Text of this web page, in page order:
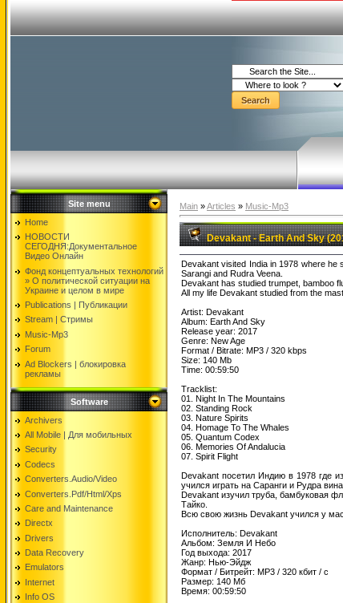
Site menu
Home
НОВОСТИ
СЕГОДНЯ:Документальнoе
Видео Oнлайн
Фонд концептуальных технологий
» O политической ситуации на
Украине и целом в мире
Publications | Публикации
Stream | Стримы
Music-Mp3
Forum
Ad Blockers | блокировкa
рекламы
Software
Archivers
All Mobile | Для мобильных
Security
Codecs
Converters.Audio/Video
Converters.Pdf/Html/Xps
Care and Maintenance
Directx
Drivers
Data Recovery
Emulators
Internet
Info OS
Main »Articles » Music-Mp3
Devakant - Earth And Sky
Devakant visited India in 1978 where
Sarangi and Rudra Veena.
Devakant has studied trumpet, bamboo
All my life Devakant studied from the
Artist: Devakant
Album: Earth And Sky
Release year: 2017
Genre: New Age
Format / Bitrate: MP3 / 320 kbps
Size: 140 Mb
Time: 00:59:50
Tracklist:
01. Night In The Mountains
02. Standing Rock
03. Nature Spirits
04. Homage To The Whales
05. Quantum Codex
06. Memories Of Andalucia
07. Spirit Flight
Devakant посетил Индию в 1978 где
учился играть на Саранги и Рудра вина.
Devakant изучил труба, бамбуковая
Тайко.
Всю свою жизнь Devakant учился у
Исполнитель: Devakant
Альбом: Земля И Небо
Год выхода: 2017
Жанр: Нью-Эйдж
Формат / Битрейт: МР3 / 320 кбит / с
Размер: 140 Мб
Время: 00:59:50